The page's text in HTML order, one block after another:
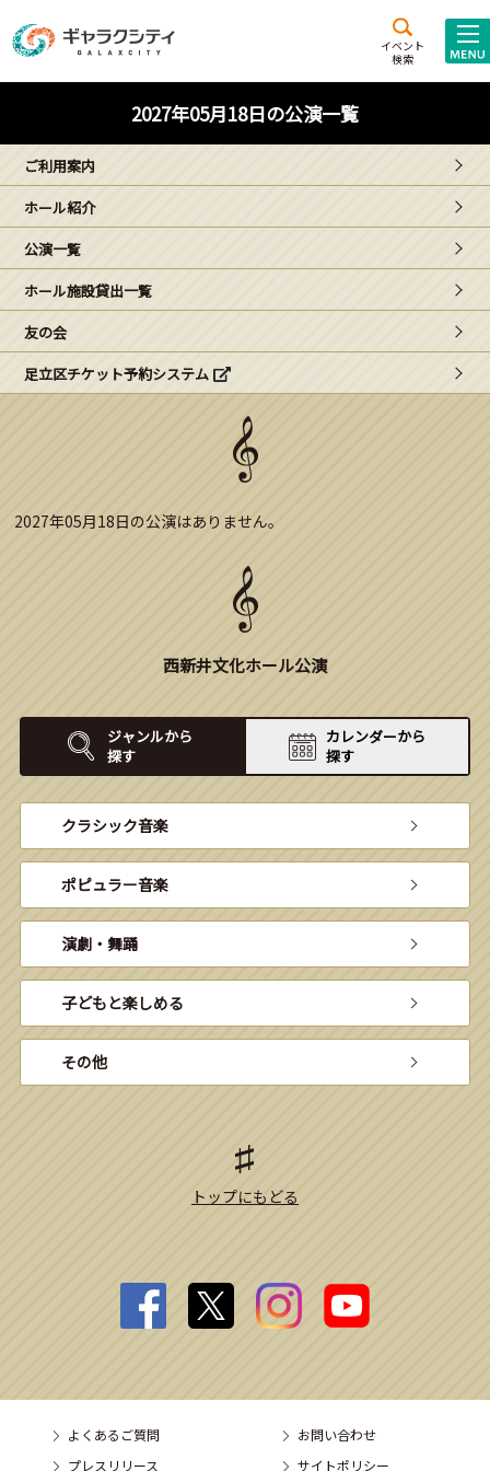
イベント
検索
施設案内
西新井
文化ホール
ギャラクシティとは
こどもみーてぃんぐ
Gがくえん
ブランドからのお知らせ
2027年05月18日の公演一覧
ご利用案内
ホール紹介
公演一覧
ホール施設貸出一覧
友の会
足立区チケット予約システム
2027年05月18日の公演はありません。
西新井文化ホール公演
ジャンルから
探す
カレンダーから
探す
クラシック音楽
ポピュラー音楽
演劇・舞踊
子どもと楽しめる
その他
トップにもどる
よくあるご質問
お問い合わせ
プレスリリース
サイトポリシー